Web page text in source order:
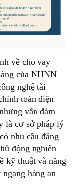
về cho vay
của NHNN
nghệ tài
toàn diện
vẫn đảm
là cơ sở pháp lý
nhu cầu đăng
động nghiên
kỹ thuật và năng
hàng an